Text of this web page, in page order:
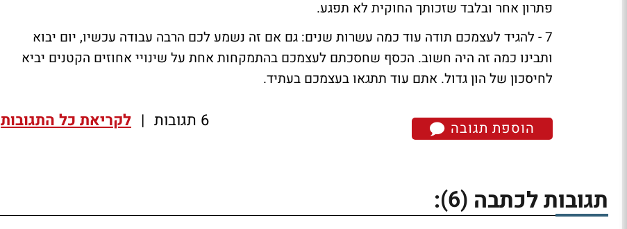
פתרון אחר ובלבד שזכותך החוקית לא תפגע.
7 - להגיד לעצמכם תודה עוד כמה עשרות שנים: גם אם זה נשמע לכם הרבה עבודה עכשיו, יום יבוא
ותבינו כמה זה היה חשוב. הכסף שחסכתם לעצמכם בהתמקחות אחת על שינויי אחוזים הקטנים יביא
לחיסכון של הון גדול. אתם עוד תתגאו בעצמכם בעתיד.
הוספת תגובה 6 תגובות | לקריאת כל התגובות
תגובות לכתבה (6)
: